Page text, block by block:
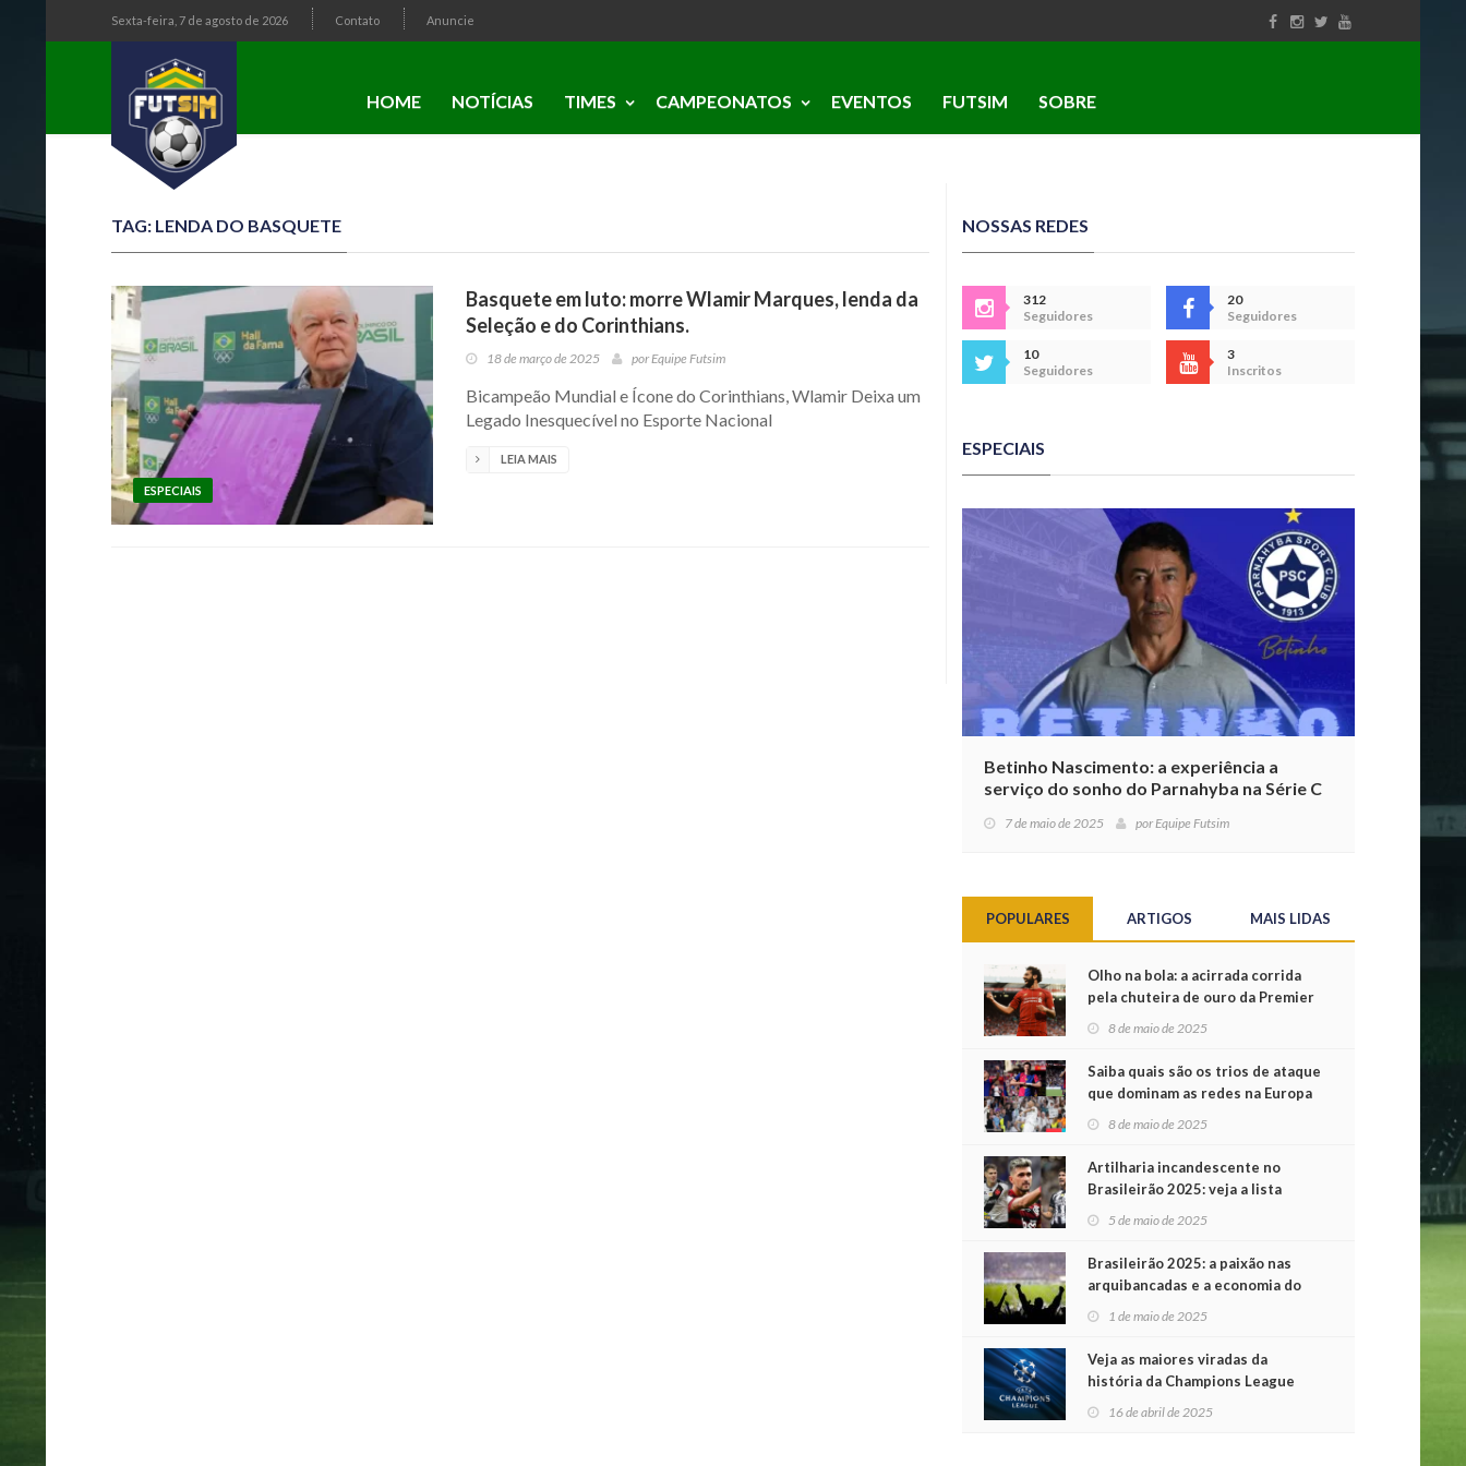
Sexta-feira, 7 de agosto de 2026 Contato Anuncie
HOME NOTÍCIAS TIMES CAMPEONATOS EVENTOS FUTSIM SOBRE
TAG: LENDA DO BASQUETE
ESPECIAIS
Basquete em luto: morre Wlamir Marques, lenda da
Seleção e do Corinthians.
18 de março de 2025 porEquipe Futsim
Bicampeão Mundial e Ícone do Corinthians, Wlamir Deixa um
Legado Inesquecível no Esporte Nacional
LEIA MAIS
NOSSAS REDES
312
Seguidores
20
Seguidores
10
Seguidores
3
Inscritos
ESPECIAIS
Betinho Nascimento: a experiência a
serviço do sonho do Parnahyba na Série C
7 de maio de 2025 porEquipe Futsim
POPULARES ARTIGOS MAIS LIDAS
Olho na bola: a acirrada corrida
pela chuteira de ouro da Premier
League
8 de maio de 2025
Saiba quais são os trios de ataque
que dominam as redes na Europa
8 de maio de 2025
Artilharia incandescente no
Brasileirão 2025: veja a lista
atualizada
5 de maio de 2025
Brasileirão 2025: a paixão nas
arquibancadas e a economia do
futebol na primeira rodada
1 de maio de 2025
Veja as maiores viradas da
história da Champions League
16 de abril de 2025